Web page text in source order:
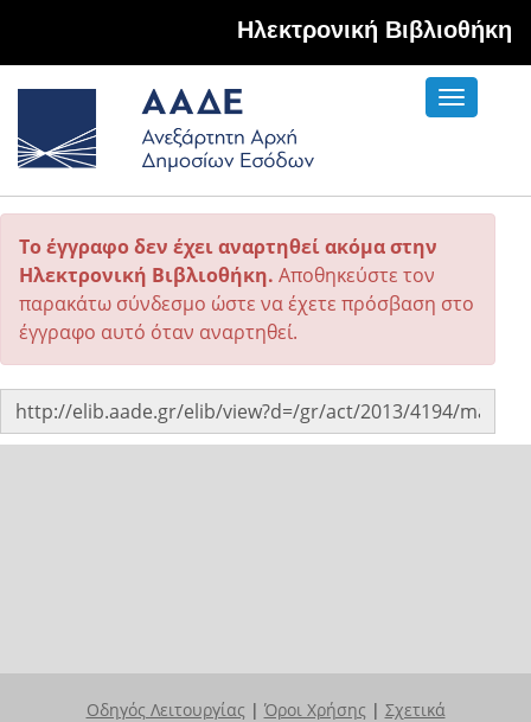
Hλεκτρονική Βιβλιοθήκη
Toggle
Το έγγραφο δεν έχει αναρτηθεί ακόμα στην
Ηλεκτρονική Βιβλιοθήκη. Αποθηκεύστε τον
παρακάτω σύνδεσμο ώστε να έχετε πρόσβαση στο
έγγραφο αυτό όταν αναρτηθεί.
Οδηγός Λειτουργίας | Όροι Χρήσης | Σχετικά